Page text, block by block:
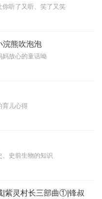
你听了又听、笑了又笑
浣熊吹泡泡
妈放心的童话呦
育儿心得
、史前生物的知识
|紫灵村长三部曲①|锋叔